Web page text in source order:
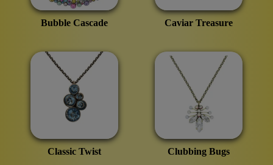
Bubble Cascade Caviar Treasure
Classic Twist Clubbing Bugs